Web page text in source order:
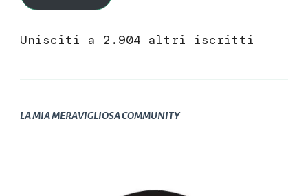
Unisciti a 2.904 altri iscritti
LA MIA MERAVIGLIOSA COMMUNITY